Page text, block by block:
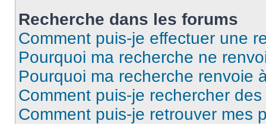
Recherche dans les forums
Comment puis-je effectuer une
Pourquoi ma recherche ne
Pourquoi ma recherche renvoie
Comment puis-je rechercher
Comment puis-je retrouver mes